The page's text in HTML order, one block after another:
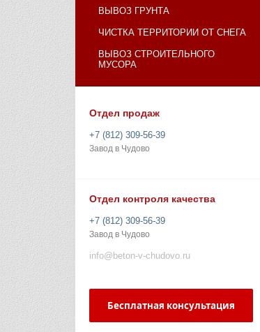
ВЫВОЗ ГРУНТА
ЧИСТКА ТЕРРИТОРИИ ОТ СНЕГА
ВЫВОЗ СТРОИТЕЛЬНОГО
МУСОРА
Отдел продаж
+7 (812) 309-56-39
Завод в Чудово
Отдел контроля качества
+7 (812) 309-56-39
Завод в Чудово
info@beton-v-chudovo.ru
Бесплатная консультация